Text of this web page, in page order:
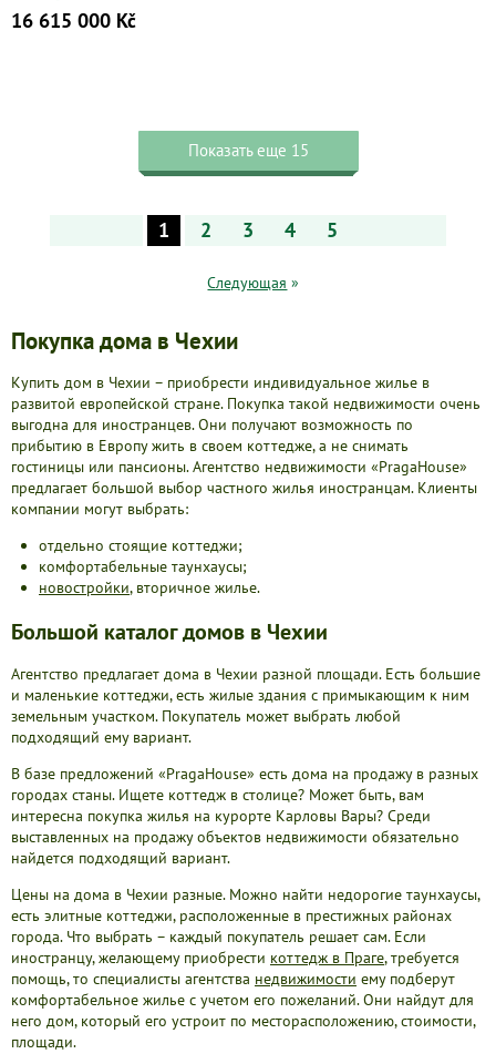
Покупка дома в Чехии
Купить дом в Чехии – приобрести индивидуальное жилье в
развитой европейской стране. Покупка такой недвижимости очень
выгодна для иностранцев. Они получают возможность по
прибытию в Европу жить в своем коттедже, а не снимать
гостиницы или пансионы. Агентство недвижимости «PragaHouse»
предлагает большой выбор частного жилья иностранцам. Клиенты
компании могут выбрать:
отдельно стоящие коттеджи;
комфортабельные таунхаусы;
новостройки, вторичное жилье.
Большой каталог домов в Чехии
Агентство предлагает дома в Чехии разной площади. Есть большие
и маленькие коттеджи, есть жилые здания с примыкающим к ним
земельным участком. Покупатель может выбрать любой
подходящий ему вариант.
В базе предложений «PragaHouse» есть дома на продажу в разных
городах станы. Ищете коттедж в столице? Может быть, вам
интересна покупка жилья на курорте Карловы Вары? Среди
выставленных на продажу объектов недвижимости обязательно
найдется подходящий вариант.
Цены на дома в Чехии разные. Можно найти недорогие таунхаусы,
есть элитные коттеджи, расположенные в престижных районах
города. Что выбрать – каждый покупатель решает сам. Если
иностранцу, желающему приобрести коттедж в Праге, требуется
помощь, то специалисты агентства недвижимости ему подберут
комфортабельное жилье с учетом его пожеланий. Они найдут для
него дом, который его устроит по месторасположению, стоимости,
площади.
16 615 000 Kč
Показать еще 15
1 2 3 4 5
Следующая »